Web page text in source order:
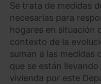
Se trata de medidas
necesarias para
hogares en situación
contexto de la
suman a las medidas
que se están
vivienda por este